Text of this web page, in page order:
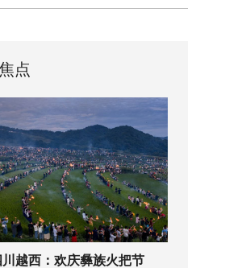
点
川越西：欢庆彝族火把节